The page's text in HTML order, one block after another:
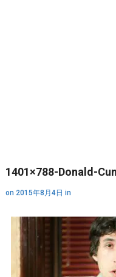
1401×788-Donald-
on 2015年8月4日 in